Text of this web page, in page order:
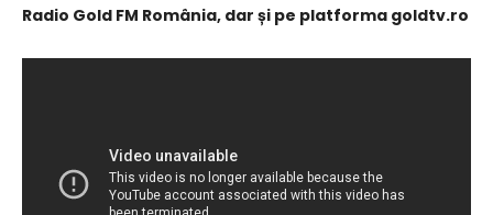
Radio Gold FM România, dar și pe platforma goldtv.ro